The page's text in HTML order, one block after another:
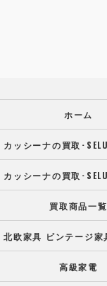
ホーム
買取商品一覧
高級家電